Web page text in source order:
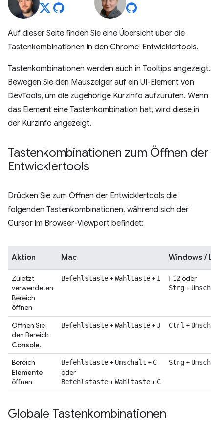
Auf dieser Seite finden Sie eine Übersicht über die
Tastenkombinationen in den Chrome-Entwicklertools.
Tastenkombinationen werden auch in Tooltips angezeigt.
Bewegen Sie den Mauszeiger auf ein UI-Element von
DevTools, um die zugehörige Kurzinfo aufzurufen. Wenn
das Element eine Tastenkombination hat, wird diese in
der Kurzinfo angezeigt.
Tastenkombinationen zum Öffnen der
Entwicklertools
Drücken Sie zum Öffnen der Entwicklertools die
folgenden Tastenkombinationen, während sich der
Cursor im Browser-Viewport befindet:
Aktion Mac Windows /
Zuletzt
verwendeten
Bereich
öffnen
Befehlstaste +Wahltaste + I F12 oder
Strg +
Öffnen Sie
den Bereich
Console.
Befehlstaste +Wahltaste +J Ctrl +
Bereich
Elemente
öffnen
Befehlstaste + Umschalt + C
oder
Befehlstaste +Wahltaste + C
Strg +
Globale Tastenkombinationen